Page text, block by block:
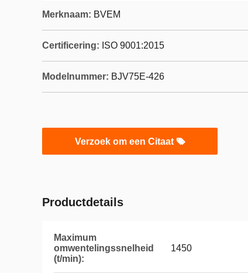
Merknaam: BVEM
Certificering: ISO 9001:2015
Modelnummer: BJV75E-426
Verzoek om een Citaat
Productdetails
Maximum
omwentelingssnelheid
(t/min):
1450